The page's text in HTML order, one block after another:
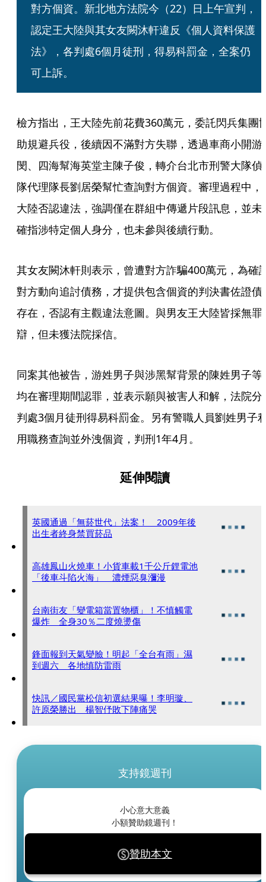
對方個資。新北地方法院今（22）日上午宣判，
認定王大陸與其女友闕沐軒違反《個人資料保護
法》，各判處6個月徒刑，得易科罰金，全案仍
可上訴。
檢方指出，王大陸先前花費360萬元，委託閃兵集團
助規避兵役，後續因不滿對方失聯，透過車商小開游
閔、四海幫海英堂主陳子俊，轉介台北市刑警大隊偵
隊代理隊長劉居榮幫忙查詢對方個資。審理過程中，
大陸否認違法，強調僅在群組中傳遞片段訊息，並未
確指涉特定個人身分，也未參與後續行動。
其女友闕沐軒則表示，曾遭對方詐騙400萬元，為確
對方動向追討債務，才提供包含個資的判決書佐證債
存在，否認有主觀違法意圖。與男友王大陸皆採無罪
辯，但未獲法院採信。
同案其他被告，游姓男子與涉黑幫背景的陳姓男子等
均在審理期間認罪，並表示願與被害人和解，法院分
判處3個月徒刑得易科罰金。另有警職人員劉姓男子
用職務查詢並外洩個資，判刑1年4月。
延伸閱讀
英國通過「無菸世代」法案！ 2009年後
出生者終身禁買菸品
高雄鳳山火燒車！小貨車載1千公斤鋰電池
「後車斗陷火海」 濃煙惡臭瀰漫
台南街友「變電箱當置物櫃」！不慎觸電
爆炸 全身30％二度燒燙傷
鋒面報到天氣變臉！明起「全台有雨」濕
到週六 各地慎防雷雨
快訊／國民黨松信初選結果曝！李明璇、
許原榮勝出 楊智伃敗下陣痛哭
支持鏡週刊
小心意大意義
小額贊助鏡週刊！
贊助本文